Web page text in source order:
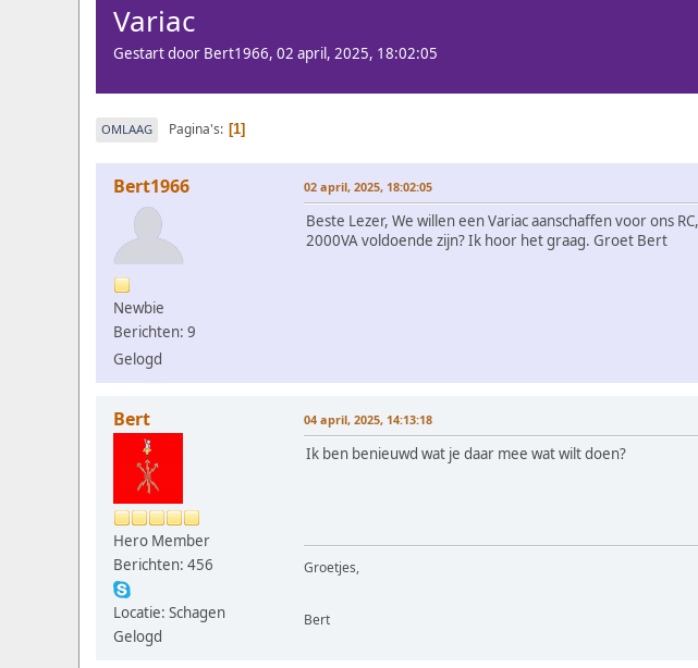
Variac
Gestart door Bert1966, 02 april, 2025, 18:02:05
OMLAAG Pagina's 1
Bert1966
Newbie
Berichten: 9
Gelogd
02 april, 2025, 18:02:05
Beste Lezer, We willen een Variac aanschaffen voor ons
2000VA voldoende zijn? Ik hoor het graag. Groet Bert
Bert
Hero Member
Berichten: 456
Locatie: Schagen
Gelogd
04 april, 2025, 14:13:18
Ik ben benieuwd wat je daar mee wat wilt doen?
Groetjes,
Bert